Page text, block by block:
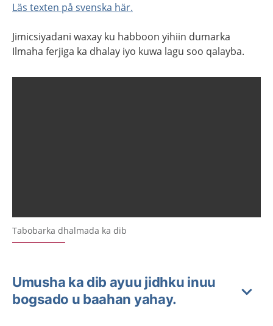
Läs texten på svenska här.
Jimicsiyadani waxay ku habboon yihiin dumarka
Ilmaha ferjiga ka dhalay iyo kuwa lagu soo qalayba.
Tabobarka dhalmada ka dib
Umusha ka dib ayuu jidhku inuu
bogsado u baahan yahay.